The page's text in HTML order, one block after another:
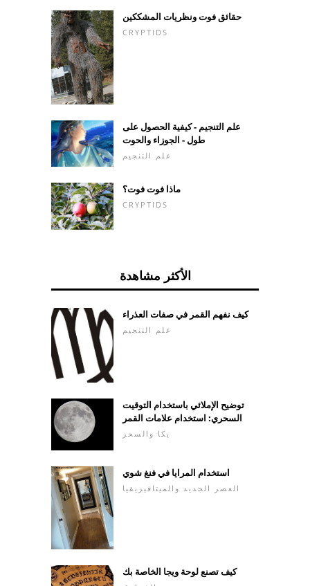
حقائق فوت ونظريات المشككين
CRYPTIDS
علم التنجيم - كيفية الحصول على
طول - الجوزاء والحوت
علم التنجيم
ماذا فوت فوت؟
CRYPTIDS
الأكثر مشاهدة
كيف نفهم القمر في صفات العذراء
علم التنجيم
توضيح الإملائي باستخدام التوقيت
السحري: استخدام علامات القمر
يكا والسحر
استخدام المرايا في فنغ شوي
العصر الجديد والميتافيزيقيا
كيف تصنع لوحة ويجا الخاصة بك